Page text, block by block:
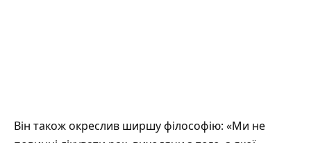
Він також окреслив ширшу філософію: «Ми не